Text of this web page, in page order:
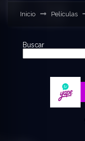
Inicio Películas
Buscar